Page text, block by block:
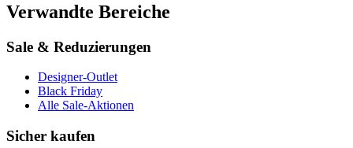
Verwandte Bereiche
Sale & Reduzierungen
Designer-Outlet
Black Friday
Alle Sale-Aktionen
Sicher kaufen